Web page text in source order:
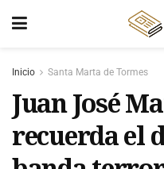
Inicio Santa Marta de Tormes
Juan José
recuerda el